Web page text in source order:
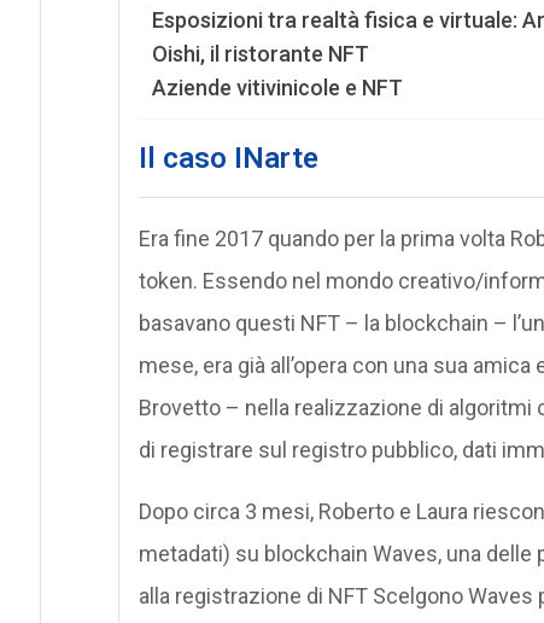
Esposizioni tra realtà fisica e virtuale:
Oishi, il ristorante NFT
Aziende vitivinicole e NFT
Il caso INarte
Era fine 2017 quando per la prima volta
token. Essendo nel mondo creativo/
basavano questi NFT – la blockchain –
mese, era già all’opera con una sua
Brovetto – nella realizzazione di
di registrare sul registro pubblico, dati
Dopo circa 3 mesi, Roberto e Laura
metadati) su blockchain Waves, una
alla registrazione di NFT Scelgono